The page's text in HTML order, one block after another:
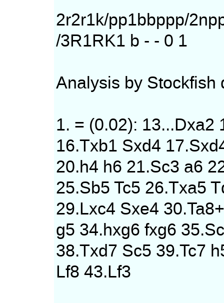
2r2r1k/pp1bbppp/
/3R1RK1 b - - 0 1
Analysis by Stockfish
1. = (0.02): 13...Dxa2
16.Txb1 Sxd4
20.h4 h6 21.Sc3 a6
25.Sb5 Tc5 26.Txa5
29.Lxc4 Sxe4
g5 34.hxg6 fxg6
38.Txd7 Sc5 39.Tc7
Lf8 43.Lf3